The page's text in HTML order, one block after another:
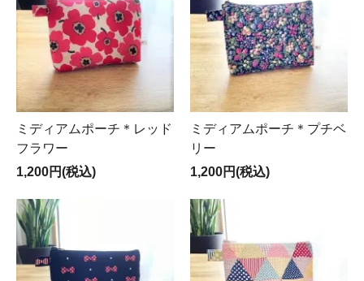
ミディアムポーチ＊レッド
フラワー
1,200円(税込)
ミディアムポーチ＊プチベ
リー
1,200円(税込)